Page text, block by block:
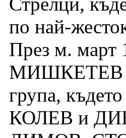
по най-
През м. март
МИШКЕТЕВ
група,
КОЛЕВ и